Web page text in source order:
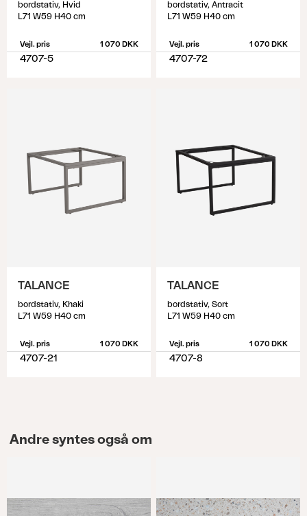
bordstativ, Hvid
L71 W59 H40 cm
Vejl. pris 1 070 DKK
4707-5
bordstativ, Antracit
L71 W59 H40 cm
Vejl. pris 1 070 DKK
4707-72
TALANCE
bordstativ, Khaki
L71 W59 H40 cm
Vejl. pris 1 070 DKK
4707-21
TALANCE
bordstativ, Sort
L71 W59 H40 cm
Vejl. pris 1 070 DKK
4707-8
Andre syntes også om